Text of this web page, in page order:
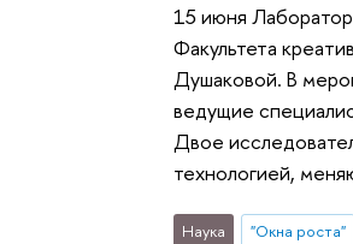
15 июня
Факультета
Душаковой. В
ведущие
Двое
технологией,
Наука "Окна роста"